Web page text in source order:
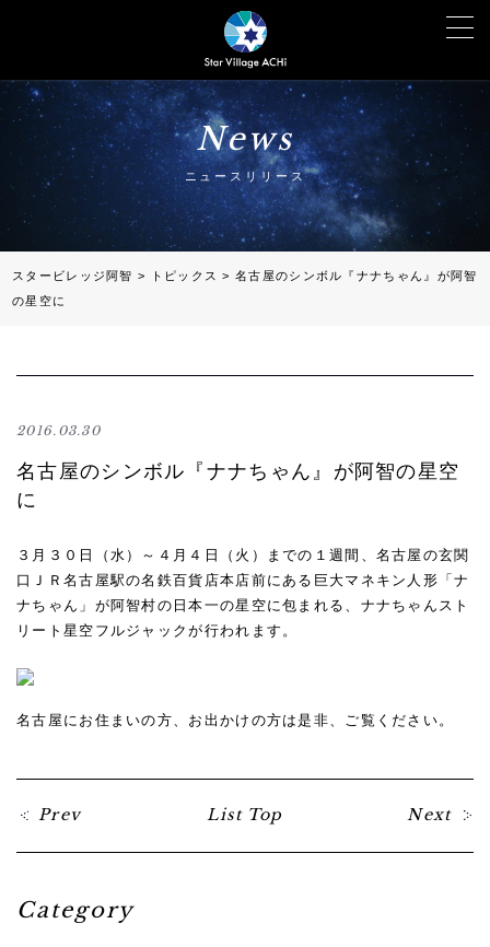
News
ニュースリリース
スタービレッジ阿智 > トピックス >名古屋のシンボル『ナナちゃん』が阿智
の星空に
2016.03.30
名古屋のシンボル『ナナちゃん』が阿智の星空
に
３月３０日（水）～４月４日（火）までの１週間、名古屋の玄関
口ＪＲ名古屋駅の名鉄百貨店本店前にある巨大マネキン人形「ナ
ナちゃん」が阿智村の日本一の星空に包まれる、ナナちゃんスト
リート星空フルジャックが行われます。
名古屋にお住まいの方、お出かけの方は是非、ご覧ください。
Prev List Top Next
Category